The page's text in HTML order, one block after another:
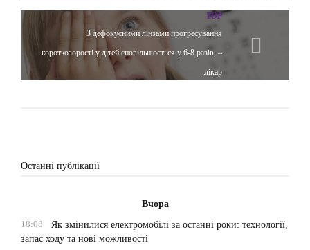
TOP
З дефокусними лінзами прогресування
короткозорості у дітей сповільнюється у 6-8 разів, –
лікар
Останні публікації
Вчора
18:08
Як змінилися електромобілі за останні роки: технології,
запас ходу та нові можливості